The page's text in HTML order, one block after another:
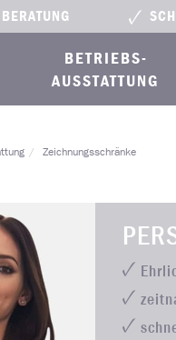
BETRIEBS­
AUSSTATTUNG
Zeichnungsschränke